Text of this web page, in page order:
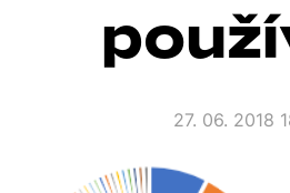
27. 06. 2018